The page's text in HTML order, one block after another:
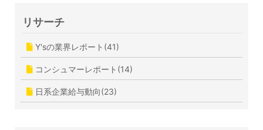
リサーチ
Y'sの業界レポート(41)
コンシュマーレポート(14)
日系企業給与動向(23)